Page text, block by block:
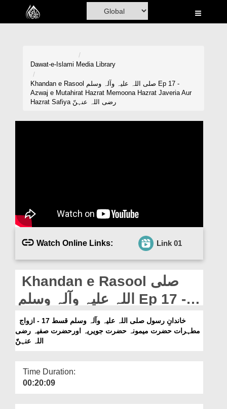
Home
Madani Channel
Volunteer Portal
Magazine
Dawat-e-Islami Media Library
Khandan e Rasool صلی اللہ علیہ وآلہ وسلم Ep 17 -
Azwaj e Mutahirat Hazrat Memoona Hazrat Javeria Aur
Hazrat Safiya رضی اللہ عنہنّ
Watch Online Links: Link 01
Khandan e Rasool صلی
اللہ علیہ وآلہ وسلم Ep 17 -
Azwaj e Mutahirat Hazrat
Memoona Hazrat Javeria
عنہنّ
مطہرات حضرت میمونہ حضرت جویریہ اورحضرت صفیہ رضی
اللہ عنہنّ
Time Duration:
00:20:09